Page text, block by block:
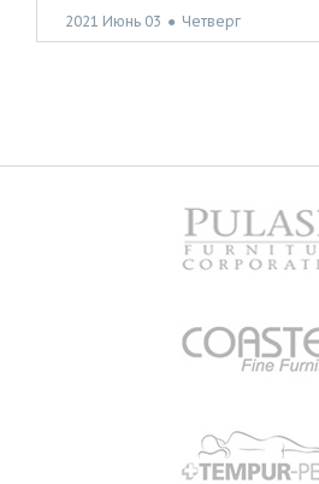
2021 Июнь 03 ● Четверг